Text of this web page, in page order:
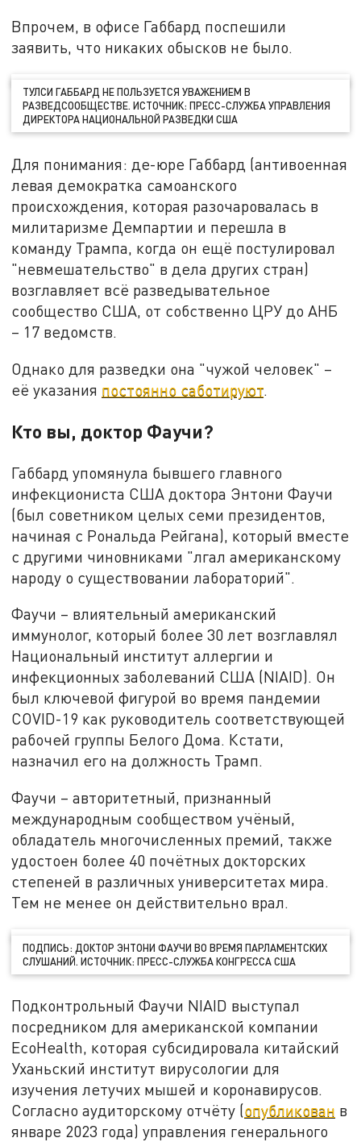
Впрочем, в офисе Габбард поспешили
заявить, что никаких обысков не было.
ТУЛСИ ГАББАРД НЕ ПОЛЬЗУЕТСЯ УВАЖЕНИЕМ В
РАЗВЕДСООБЩЕСТВЕ. ИСТОЧНИК: ПРЕСС-СЛУЖБА УПРАВЛЕНИЯ
ДИРЕКТОРА НАЦИОНАЛЬНОЙ РАЗВЕДКИ США
Для понимания: де-юре Габбард (антивоенная
левая демократка самоанского
происхождения, которая разочаровалась в
милитаризме Демпартии и перешла в
команду Трампа, когда он ещё постулировал
"невмешательство" в дела других стран)
возглавляет всё разведывательное
сообщество США, от собственно ЦРУ до АНБ
– 17 ведомств.
Однако для разведки она "чужой человек" –
её указания постоянно саботируют.
Кто вы, доктор Фаучи?
Габбард упомянула бывшего главного
инфекциониста США доктора Энтони Фаучи
(был советником целых семи президентов,
начиная с Рональда Рейгана), который вместе
с другими чиновниками "лгал американскому
народу о существовании лабораторий".
Фаучи – влиятельный американский
иммунолог, который более 30 лет возглавлял
Национальный институт аллергии и
инфекционных заболеваний США (NIAID). Он
был ключевой фигурой во время пандемии
COVID-19 как руководитель соответствующей
рабочей группы Белого Дома. Кстати,
назначил его на должность Трамп.
Фаучи – авторитетный, признанный
международным сообществом учёный,
обладатель многочисленных премий, также
удостоен более 40 почётных докторских
степеней в различных университетах мира.
Тем не менее он действительно врал.
ПОДПИСЬ: ДОКТОР ЭНТОНИ ФАУЧИ ВО ВРЕМЯ ПАРЛАМЕНТСКИХ
СЛУШАНИЙ. ИСТОЧНИК: ПРЕСС-СЛУЖБА КОНГРЕССА США
Подконтрольный Фаучи NIAID выступал
посредником для американской компании
EcoHealth, которая субсидировала китайский
Уханьский институт вирусологии для
изучения летучих мышей и коронавирусов.
Согласно аудиторскому отчёту (опубликован в
январе 2023 года) управления генерального